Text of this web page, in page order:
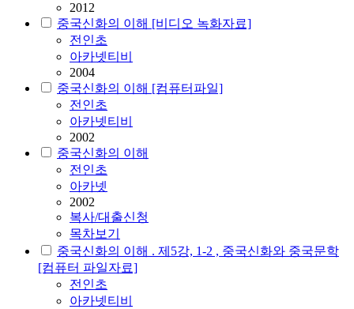
2012
중국신화의 이해 [비디오 녹화자료]
전인초
아카넷티비
2004
중국신화의 이해 [컴퓨터파일]
전인초
아카넷티비
2002
중국신화의 이해
전인초
아카넷
2002
복사/대출신청
목차보기
중국신화의 이해 . 제5강, 1-2 , 중국신화와 중국문학
[컴퓨터 파일자료]
전인초
아카넷티비